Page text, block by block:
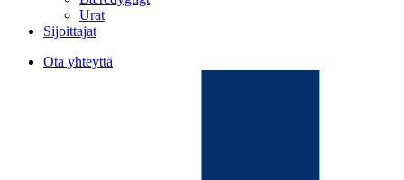
Urat
Sijoittajat
Ota yhteyttä